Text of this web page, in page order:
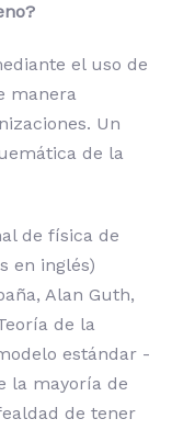
el uso de
manera
Un
de la
de física de
en inglés)
Alan Guth,
de la
estándar -
la mayoría de
de tener